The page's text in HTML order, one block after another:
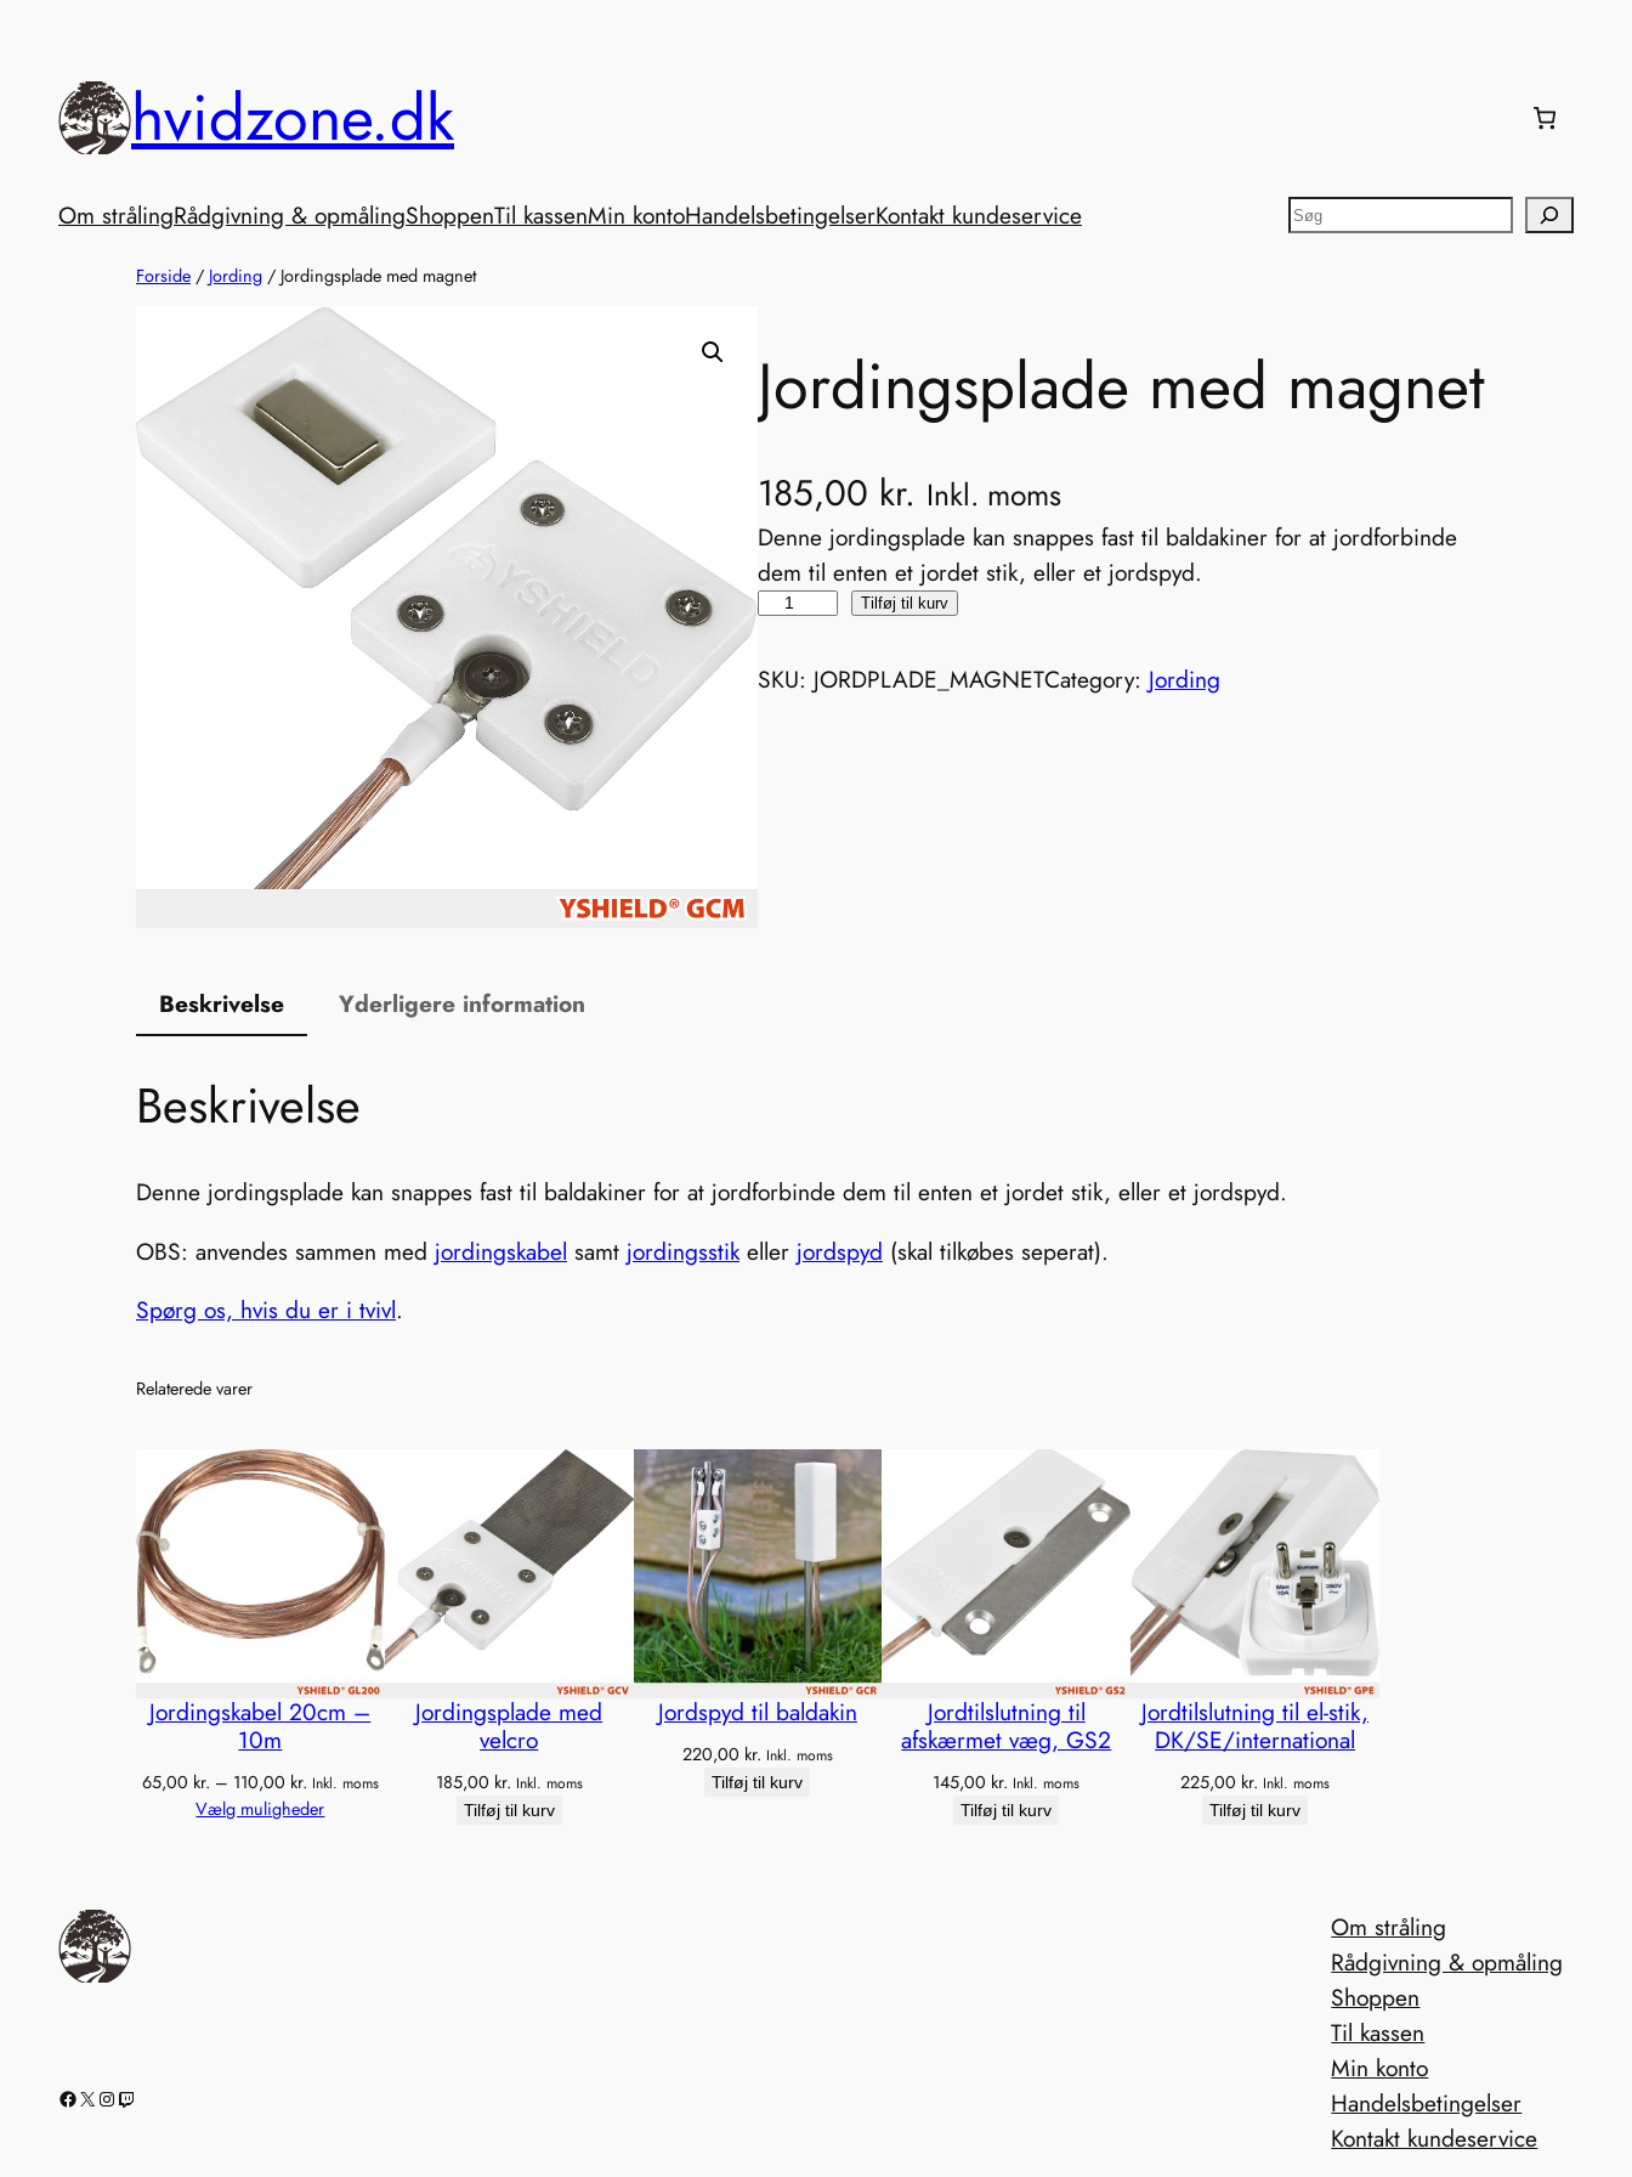
indhold
hvidzone.dk
Om strålingRådgivning & opmålingShoppenTil kassenMin kontoHandelsbetingelserKontakt kundeservice Søg
Forside / Jording / Jordingsplade med magnet
Jordingsplade med magnet
185,00 kr. Inkl. moms
Denne jordingsplade kan snappes fast til baldakiner for at jordforbinde
dem til enten et jordet stik, eller et jordspyd.
J
r
a
g
t
a
l
Tilføj til kurv
SKU: JORDPLADE_MAGNETCategory: Jording
Beskrivelse Yderligere information
Beskrivelse
Denne jordingsplade kan snappes fast til baldakiner for at jordforbinde dem til enten et jordet stik, eller et jordspyd.
OBS: anvendes sammen med jordingskabel samt jordingsstikeller jordspyd (skal tilkøbes seperat).
Spørg os, hvis du er i tvivl.
Relaterede varer
Jordingskabel 20cm –
10m
65,00 kr. – 110,00 kr.Prisinterval:
65,00 kr.
Inkl. moms
Vælg muligheder
Jordingsplade med
velcro
185,00 kr. Inkl. moms
Tilføj til kurv
Jordspyd til baldakin
220,00 kr. Inkl. moms
Tilføj til kurv
Jordtilslutning til
afskærmet væg, GS2
145,00 kr. Inkl. moms
Tilføj til kurv
Jordtilslutning til el-stik,
DK/SE/international
225,00 kr. Inkl. moms
Tilføj til kurv
Facebook X Instagram Twitch
Om stråling
Rådgivning & opmåling
Shoppen
Til kassen
Min konto
Handelsbetingelser
Kontakt kundeservice